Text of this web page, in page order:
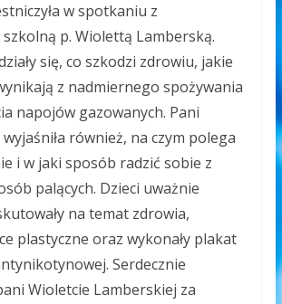
w spotkaniu z
p. Wiolettą Lamberską.
się, co szkodzi zdrowiu, jakie
z nadmiernego spożywania
napojów gazowanych. Pani
również, na czym polega
i w jaki sposób radzić sobie z
palących. Dzieci uważnie
na temat zdrowia,
plastyczne oraz wykonały plakat
Serdecznie
Wioletcie Lamberskiej za